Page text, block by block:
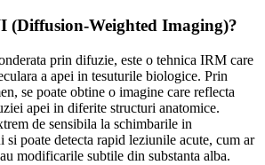
(Diffusion-Weighted Imaging)?
prin difuzie, este o tehnica IRM care
a apei in tesuturile biologice. Prin
se poate obtine o imagine care reflecta
apei in diferite structuri anatomice.
de sensibila la schimbarile in
si poate detecta rapid leziunile acute, cum ar
modificarile subtile din substanta alba.